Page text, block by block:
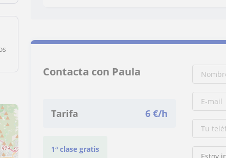
Contacta con Paula
Tarifa 6 €/h
1ª clase gratis